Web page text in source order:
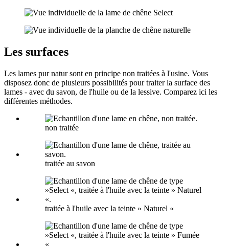
Les surfaces
Les lames pur natur sont en principe non traitées à l'usine. Vous
disposez donc de plusieurs possibilités pour traiter la surface des
lames - avec du savon, de l'huile ou de la lessive. Comparez ici les
différentes méthodes.
non traitée
traitée au savon
traitée à l'huile avec la teinte » Naturel «